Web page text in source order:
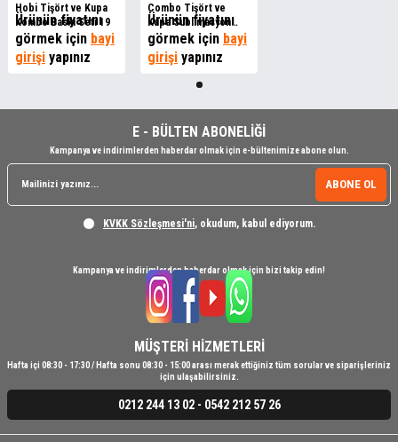
Hobi Tişört ve Kupa
Kombo Baskı Seti 19
Ürünün fiyatını
görmek için bayi
girişi yapınız
Combo Tişört ve
Kupa Sublimasyon
Baskı Seti 21
Ürünün fiyatını
görmek için bayi
girişi yapınız
E - BÜLTEN ABONELİĞİ
Kampanya ve indirimlerden haberdar olmak için e-bültenimize abone olun.
ABONE OL
KVKK Sözleşmesi'ni, okudum, kabul ediyorum.
Kampanya ve indirimlerden haberdar olmak için bizi takip edin!
MÜŞTERİ HİZMETLERİ
Hafta içi 08:30 - 17:30 / Hafta sonu 08:30 - 15:00 arası merak ettiğiniz tüm sorular ve siparişleriniz
için ulaşabilirsiniz.
0212 244 13 02 - 0542 212 57 26